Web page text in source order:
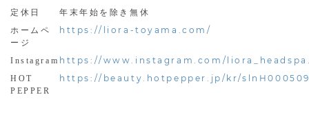
定休日
年末年始を除き無休
ホームペ
ージ
https://liora-toyama.com/
Instagram https://www.instagram.com/
HOT
PEPPER
https://beauty.hotpepper.jp/kr/